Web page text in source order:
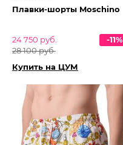
Плавки-шорты Moschino
24 750 руб.
28 100 руб.
-11%
Купить на ЦУМ